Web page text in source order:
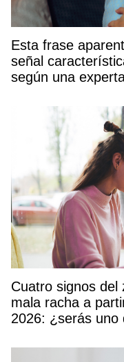
Esta frase
señal
según una
Cuatro signos del
mala racha a
2026: ¿serás uno